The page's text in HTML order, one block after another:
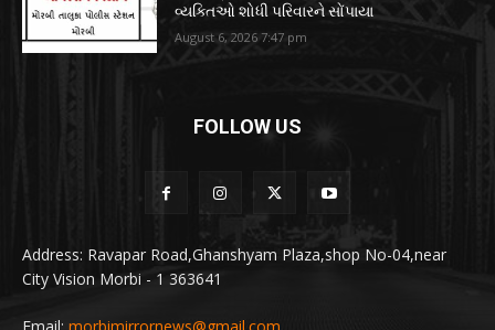
વ્યક્તિઓ શોધી પરિવારને સોંપાયા
August 6, 2026 7:47 pm
FOLLOW US
Address: Ravapar Road,Ghanshyam Plaza,shop No-04,near
City Vision Morbi - 1 363641